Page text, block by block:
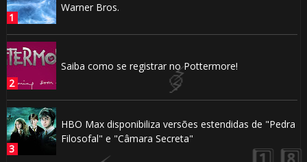
Warner Bros.
Saiba como se registrar no Pottermore!
HBO Max disponibiliza versões estendidas de "Pedra
Filosofal" e "Câmara Secreta"
🎈